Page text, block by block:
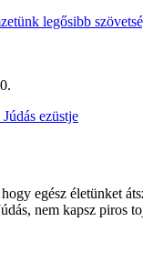
legősibb
egész életünket
nem kapsz piros